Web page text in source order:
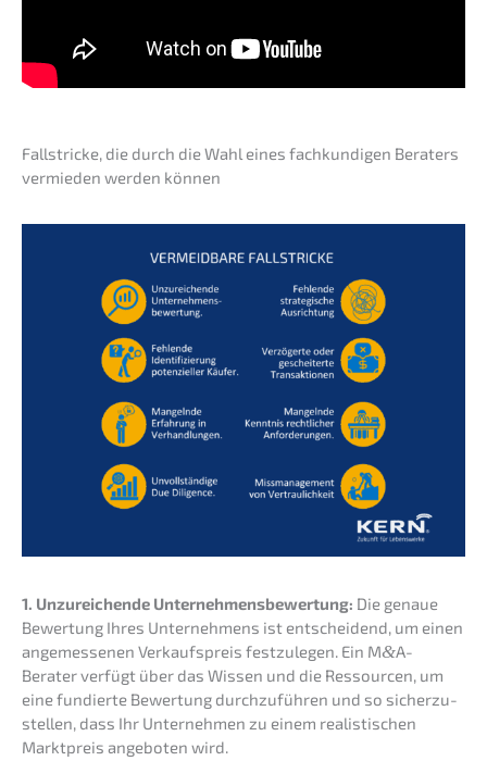
Fallstri­cke, die durch die Wahl eines fachkun­di­gen Beraters
vermie­den werden können
1. Unzurei­chen­de Unter­neh­mens­be­wer­tung: Die genaue
Bewer­tung Ihres Unter­neh­mens ist entschei­dend, um einen
angemes­se­nen Verkaufs­preis festzu­le­gen. Ein M&A-
Berater verfügt über das Wissen und die Ressour­cen, um
eine fundier­te Bewer­tung durch­zu­füh­ren und so sicher­zu­
stel­len, dass Ihr Unter­neh­men zu einem realis­ti­schen
Markt­preis angebo­ten wird.